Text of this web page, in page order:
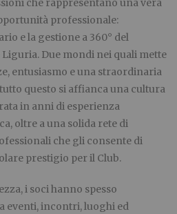
che rappresentano una vera
professionale:
e la gestione a 360° del
Due mondi nei quali mette
entusiasmo e una straordinaria
questo si affianca una cultura
in anni di esperienza
oltre a una solida rete di
che gli consente di
prestigio per il Club.
i soci hanno spesso
eventi, incontri, luoghi ed